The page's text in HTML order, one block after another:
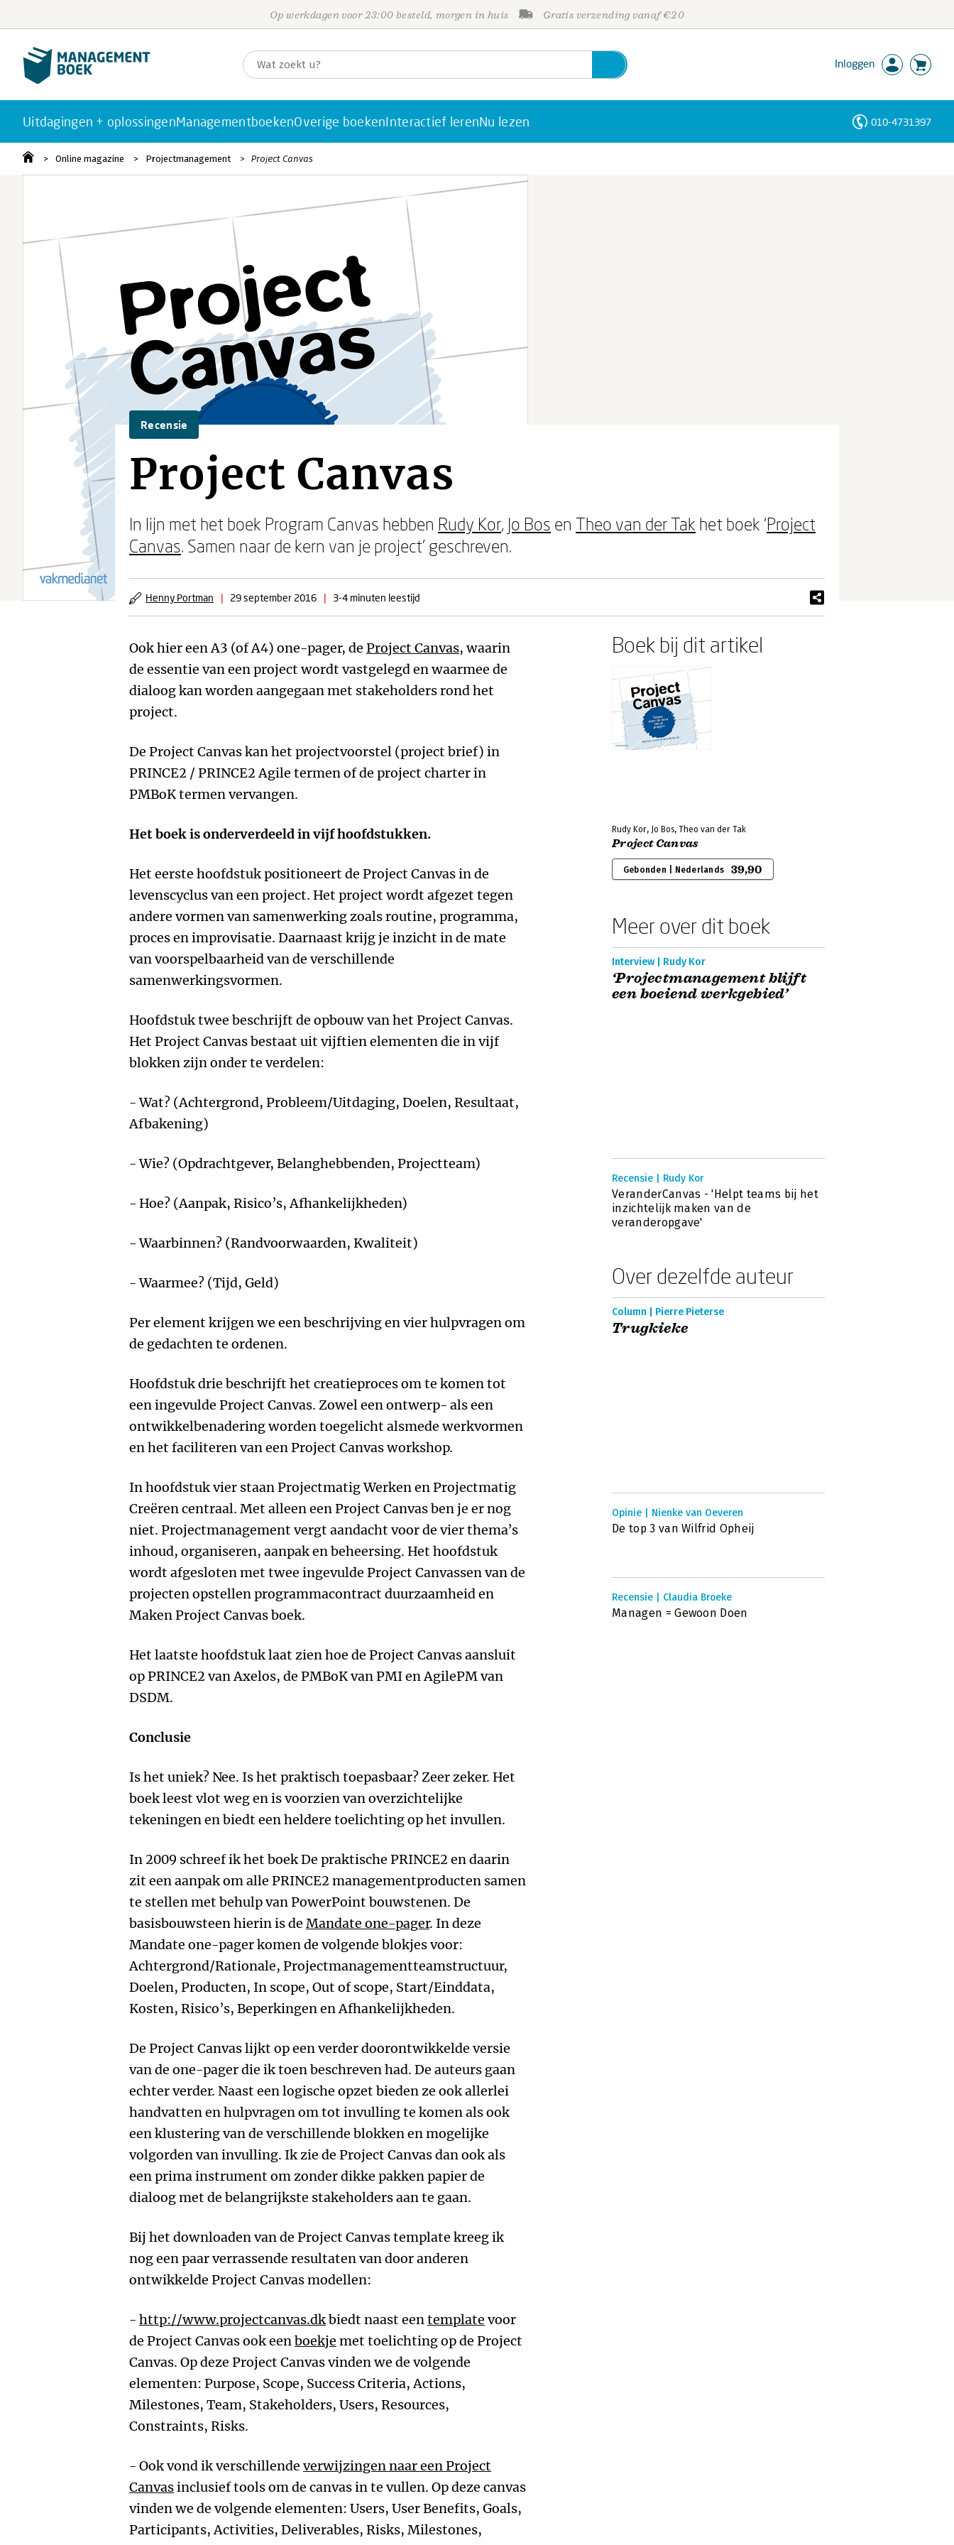
Op werkdagen voor 23:00 besteld, morgen in huis Gratis verzending vanaf €20
Inloggen
Uitdagingen + oplossingenManagementboekenOverige boekenInteractief lerenNu lezen 010-4731397
Online magazine Projectmanagement Project Canvas
Recensie
Project Canvas
In lijn met het boek Program Canvas hebben Rudy Kor, Jo Bos en Theo van der Tak het boek ‘Project
Canvas. Samen naar de kern van je project’ geschreven.
Henny Portman | 29 september 2016 | 3-4 minuten leestijd
Ook hier een A3 (of A4) one-pager, de Project Canvas, waarin
de essentie van een project wordt vastgelegd en waarmee de
dialoog kan worden aangegaan met stakeholders rond het
project.
De Project Canvas kan het projectvoorstel (project brief) in
PRINCE2 / PRINCE2 Agile termen of de project charter in
PMBoK termen vervangen.
Het boek is onderverdeeld in vijf hoofdstukken.
Het eerste hoofdstuk positioneert de Project Canvas in de
levenscyclus van een project. Het project wordt afgezet tegen
andere vormen van samenwerking zoals routine, programma,
proces en improvisatie. Daarnaast krijg je inzicht in de mate
van voorspelbaarheid van de verschillende
samenwerkingsvormen.
Hoofdstuk twee beschrijft de opbouw van het Project Canvas.
Het Project Canvas bestaat uit vijftien elementen die in vijf
blokken zijn onder te verdelen:
- Wat? (Achtergrond, Probleem/Uitdaging, Doelen, Resultaat,
Afbakening)
- Wie? (Opdrachtgever, Belanghebbenden, Projectteam)
- Hoe? (Aanpak, Risico’s, Afhankelijkheden)
- Waarbinnen? (Randvoorwaarden, Kwaliteit)
- Waarmee? (Tijd, Geld)
Per element krijgen we een beschrijving en vier hulpvragen om
de gedachten te ordenen.
Hoofdstuk drie beschrijft het creatieproces om te komen tot
een ingevulde Project Canvas. Zowel een ontwerp- als een
ontwikkelbenadering worden toegelicht alsmede werkvormen
en het faciliteren van een Project Canvas workshop.
In hoofdstuk vier staan Projectmatig Werken en Projectmatig
Creëren centraal. Met alleen een Project Canvas ben je er nog
niet. Projectmanagement vergt aandacht voor de vier thema’s
inhoud, organiseren, aanpak en beheersing. Het hoofdstuk
wordt afgesloten met twee ingevulde Project Canvassen van de
projecten opstellen programmacontract duurzaamheid en
Maken Project Canvas boek.
Het laatste hoofdstuk laat zien hoe de Project Canvas aansluit
op PRINCE2 van Axelos, de PMBoK van PMI en AgilePM van
DSDM.
Conclusie
Is het uniek? Nee. Is het praktisch toepasbaar? Zeer zeker. Het
boek leest vlot weg en is voorzien van overzichtelijke
tekeningen en biedt een heldere toelichting op het invullen.
In 2009 schreef ik het boek De praktische PRINCE2 en daarin
zit een aanpak om alle PRINCE2 managementproducten samen
te stellen met behulp van PowerPoint bouwstenen. De
basisbouwsteen hierin is de Mandate one-pager. In deze
Mandate one-pager komen de volgende blokjes voor:
Achtergrond/Rationale, Projectmanagementteamstructuur,
Doelen, Producten, In scope, Out of scope, Start/Einddata,
Kosten, Risico’s, Beperkingen en Afhankelijkheden.
De Project Canvas lijkt op een verder doorontwikkelde versie
van de one-pager die ik toen beschreven had. De auteurs gaan
echter verder. Naast een logische opzet bieden ze ook allerlei
handvatten en hulpvragen om tot invulling te komen als ook
een klustering van de verschillende blokken en mogelijke
volgorden van invulling. Ik zie de Project Canvas dan ook als
een prima instrument om zonder dikke pakken papier de
dialoog met de belangrijkste stakeholders aan te gaan.
Bij het downloaden van de Project Canvas template kreeg ik
nog een paar verrassende resultaten van door anderen
ontwikkelde Project Canvas modellen:
- http://www.projectcanvas.dkbiedt naast eentemplate voor
de Project Canvas ook eenboekje met toelichting op de Project
Canvas. Op deze Project Canvas vinden we de volgende
elementen: Purpose, Scope, Success Criteria, Actions,
Milestones, Team, Stakeholders, Users, Resources,
Constraints, Risks.
- Ook vond ik verschillende verwijzingen naar een Project
Canvasinclusief tools om de canvas in te vullen. Op deze canvas
vinden we de volgende elementen: Users, User Benefits, Goals,
Participants, Activities, Deliverables, Risks, Milestones,
Boek bij dit artikel
Rudy Kor, Jo Bos, Theo van der Tak
Project Canvas
Gebonden | Nederlands 39,90
Meer over dit boek
Interview | Rudy Kor
‘Projectmanagement blijft
een boeiend werkgebied’
Recensie | Rudy Kor
VeranderCanvas - 'Helpt teams bij het
inzichtelijk maken van de
veranderopgave'
Over dezelfde auteur
Column | Pierre Pieterse
Trugkieke
Opinie | Nienke van Oeveren
De top 3 van Wilfrid Opheij
Recensie | Claudia Broeke
Managen = Gewoon Doen
Personen